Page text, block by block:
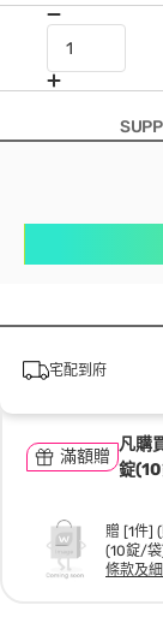
宅配到府
滿額贈
凡購
錠
贈 [1件]
(10錠/
條款及細